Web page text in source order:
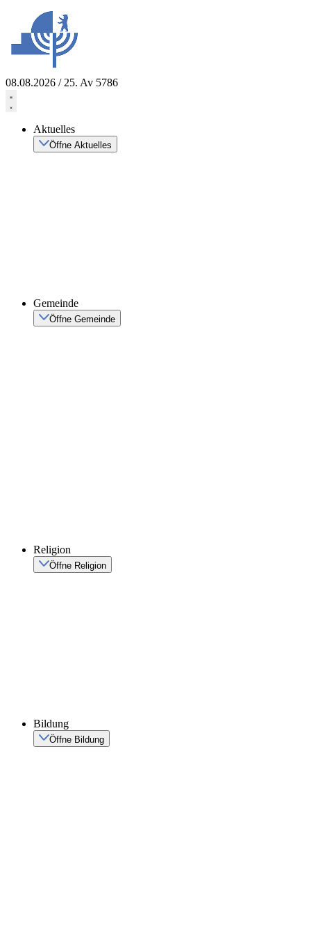
springen
08.08.2026 / 25. Av 5786
Aktuelles
Öffne Aktuelles
Gemeinde
Öffne Gemeinde
Religion
Öffne Religion
Bildung
Öffne Bildung